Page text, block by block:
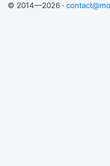
© 2014—2026 ·